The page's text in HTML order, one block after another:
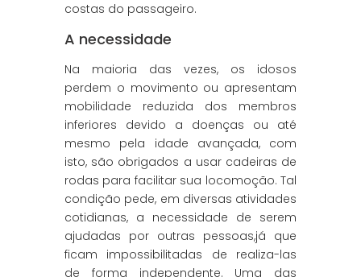
costas do passageiro.
A necessidade
Na maioria das vezes, os idosos
perdem o movimento ou apresentam
mobilidade reduzida dos membros
inferiores devido a doenças ou até
mesmo pela idade avançada, com
isto, são obrigados a usar cadeiras de
rodas para facilitar sua locomoção. Tal
condição pede, em diversas atividades
cotidianas, a necessidade de serem
ajudadas por outras pessoas,já que
ficam impossibilitadas de realiza-las
de forma independente. Uma das